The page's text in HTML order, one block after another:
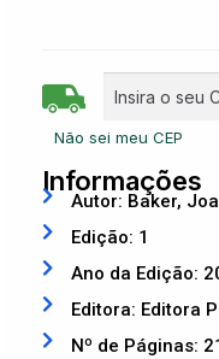
Não sei meu CEP
Informações
Autor: Baker,
Edição: 1
Ano da Edição:
Editora: Editora
Nº de Páginas: